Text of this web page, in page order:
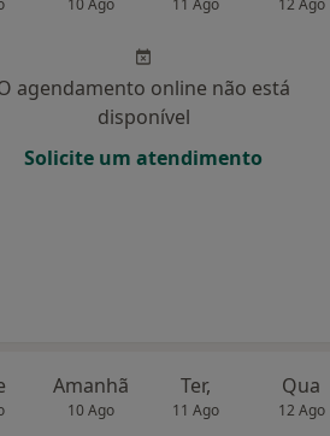
10 Ago 11 Ago 12 Ago
agendamento online não está
disponível
Solicite um atendimento
Amanhã
10 Ago
Ter,
11 Ago
Qua
12 Ago